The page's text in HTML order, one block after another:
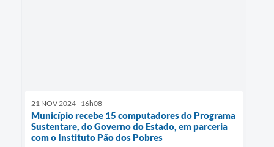
21 NOV 2024 - 16h08
Município recebe 15 computadores do Programa
Sustentare, do Governo do Estado, em parceria
com o Instituto Pão dos Pobres